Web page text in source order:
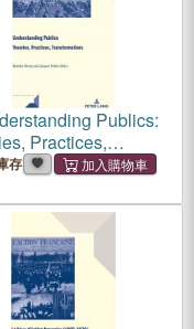
Publics:
Practices,
存